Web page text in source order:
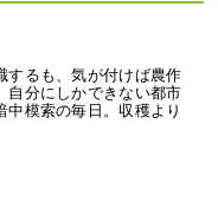
するも、気が付けば農作
自分にしかできない都市
模索の毎日。収穫より